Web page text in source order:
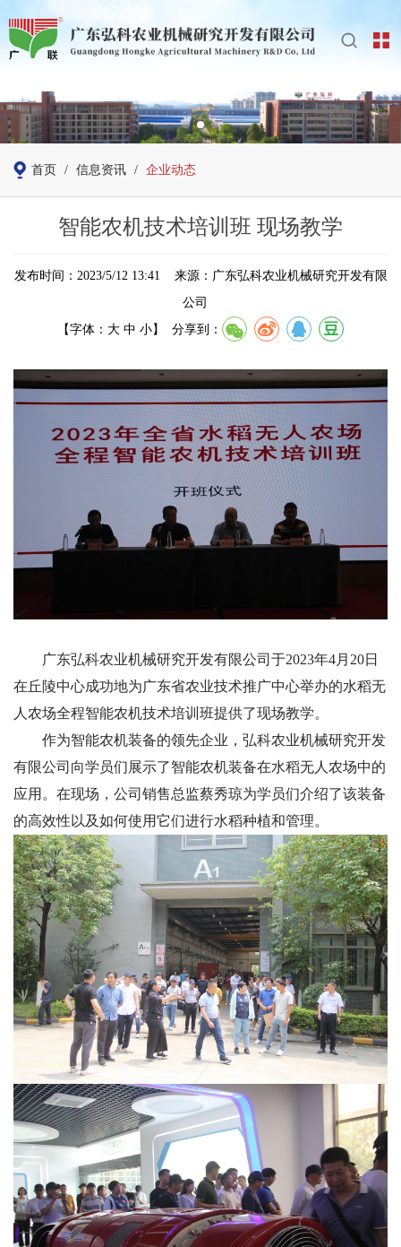
首页 / 信息资讯 / 企业动态
智能农机技术培训班 现场教学
发布时间：2023/5/12 13:41 来源：广东弘科农业机械研究开发有限
公司
【字体： 大 中 小】 分享到：
广东弘科农业机械研究开发有限公司于2023年4月20日
在丘陵中心成功地为广东省农业技术推广中心举办的水稻无
人农场全程智能农机技术培训班提供了现场教学。
作为智能农机装备的领先企业，弘科农业机械研究开发
有限公司向学员们展示了智能农机装备在水稻无人农场中的
应用。在现场，公司销售总监蔡秀琼为学员们介绍了该装备
的高效性以及如何使用它们进行水稻种植和管理。